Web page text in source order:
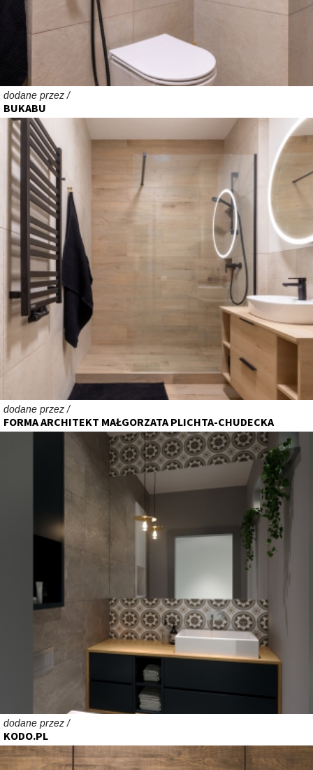
dodane przez /
BUKABU
dodane przez /
FORMA ARCHITEKT MAŁGORZATA PLICHTA-CHUDECKA
dodane przez /
KODO.PL